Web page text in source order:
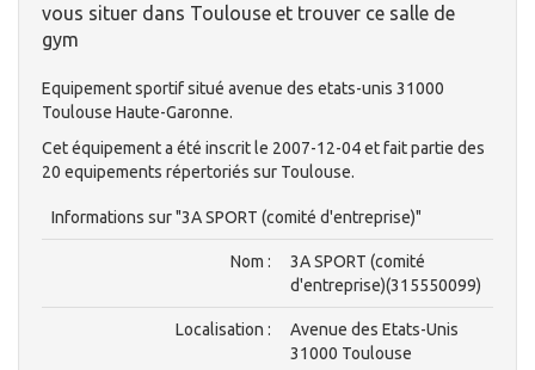
vous situer dans Toulouse et trouver ce salle de
gym
Equipement sportif situé avenue des etats-unis 31000
Toulouse Haute-Garonne.
Cet équipement a été inscrit le 2007-12-04 et fait partie des
20 equipements répertoriés sur Toulouse.
Informations sur "3A SPORT (comité d'entreprise)"
Nom :
3A SPORT (comité
d'entreprise)(315550099)
Localisation :
Avenue des Etats-Unis
31000 Toulouse